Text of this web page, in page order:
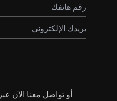
أو تواصل معنا الآن عبر